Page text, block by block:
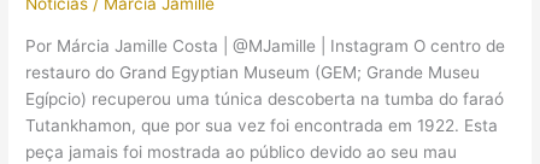
Notícias / Márcia Jamille
Por Márcia Jamille Costa | @MJamille | Instagram O centro de
restauro do Grand Egyptian Museum (GEM; Grande Museu
Egípcio) recuperou uma túnica descoberta na tumba do faraó
Tutankhamon, que por sua vez foi encontrada em 1922. Esta
peça jamais foi mostrada ao público devido ao seu mau